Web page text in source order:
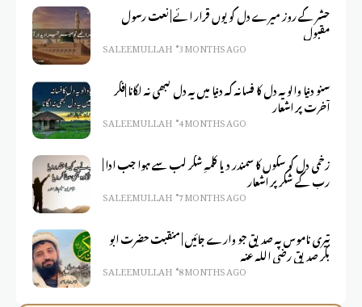
حشر کے روز میرے دل کو یوں قرار ائے | نعت رسول
مقبول
SALEEM ULLAH 3 MONTHS AGO
سنو دنیا والو یہ دل کا فسانہ کہ دنیا میں یہ دل کبھی نہ لگانا |فکر
آخرت پر اشعار
SALEEM ULLAH 4 MONTHS AGO
زخمی دل کو سکوں کا سمندر دیا کلمہِ شکر لب سے ہوا جب ادا |
رب کے شکر پر اشعار
SALEEM ULLAH 7 MONTHS AGO
تیری ناموس پہ صدیق جو وارے جائیں | منقبت حضرت ابو
بکر صدیق رضی اللہ عنہ
SALEEM ULLAH 8 MONTHS AGO